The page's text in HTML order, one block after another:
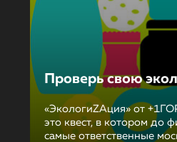
Проверь свою
«ЭкологиZAция» от
это квест, в котором до
самые ответственные